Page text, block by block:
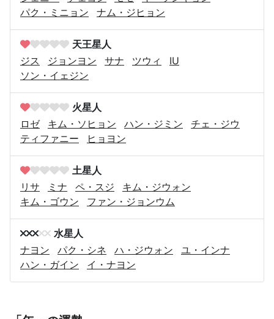
パク・ミニョン
ナム・ジヒョン
天王星人
ジス
ジョンヨン サナ ツウィ
IU
ソン・イェジン
火星人
ロゼ
キム・ソヒョン ハン・ジミン
チェ・ジウ
ティファニー
ヒョヨン
土星人
リサ
ミナ ペ・スジ
キム・ジウォン
キム・ゴウン
ファン・ジョンウム
水星人
ナヨン
パク・シネ ハ・ジウォン
ユ・インナ
ハン・ガイン
イ・ナヨン